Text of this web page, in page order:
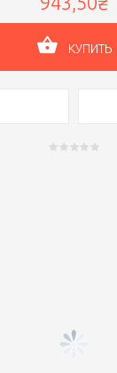
КУПИТЬ